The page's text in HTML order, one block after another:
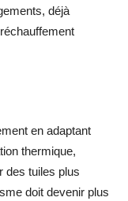
déjà
en adaptant
thermique,
des tuiles plus
doit devenir plus